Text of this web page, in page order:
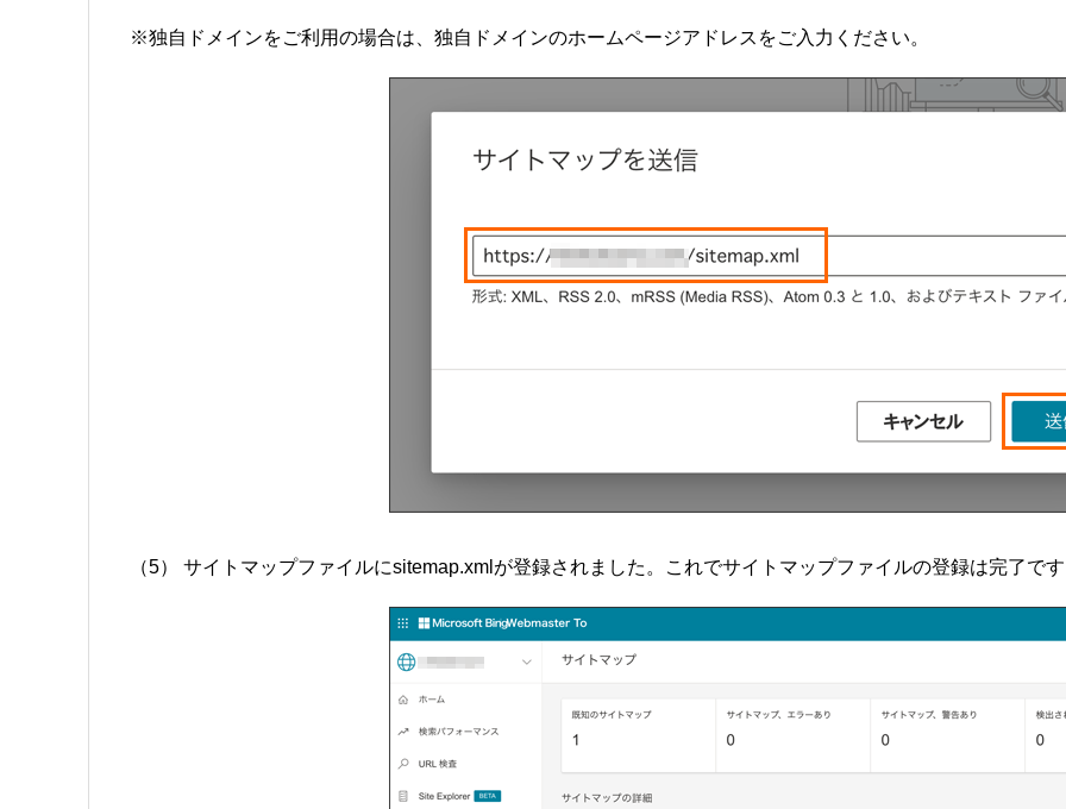
※独自ドメインをご利用の場合は、独自ドメインのホームページアドレスをご入力ください。
（5） サイトマップファイルにsitemap.xmlが登録されました。これでサイトマップファイルの登録は完了で